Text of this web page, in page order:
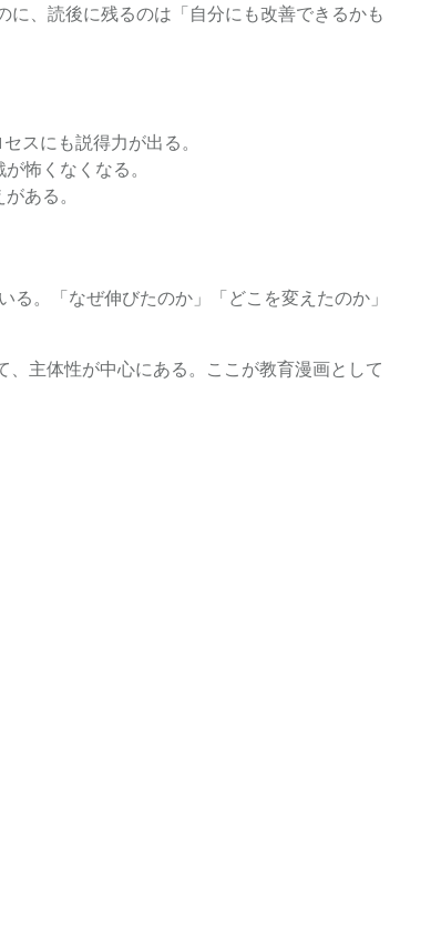
、読後に残るのは「自分にも改善できるかも
スにも説得力が出る。
怖くなくなる。
ある。
。「なぜ伸びたのか」「どこを変えたのか」
主体性が中心にある。ここが教育漫画として